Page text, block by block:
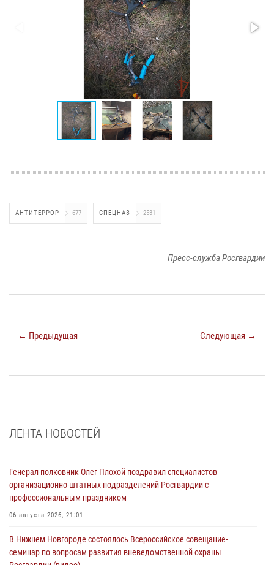
АНТИТЕРРОР 677 СПЕЦНАЗ 2531
Пресс-служба Росгвардии
← Предыдущая Следующая →
ЛЕНТА НОВОСТЕЙ
Генерал-полковник Олег Плохой поздравил специалистов
организационно-штатных подразделений Росгвардии с
профессиональным праздником
06 августа 2026, 21:01
В Нижнем Новгороде состоялось Всероссийское совещание-
семинар по вопросам развития вневедомственной охраны